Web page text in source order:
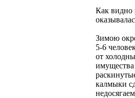
Как видно
Зимою
5-6
от
калмыки